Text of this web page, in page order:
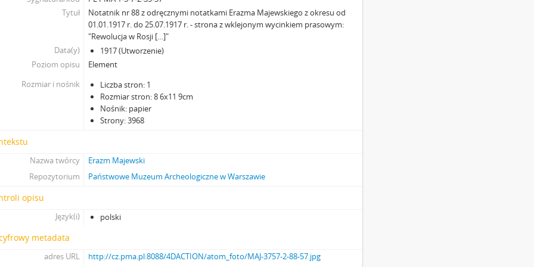
Tytuł
Notatnik nr 88 z odręcznymi notatkami Erazma Majewskiego z okresu od
01.01.1917 r. do 25.07.1917 r. - strona z wklejonym wycinkiem prasowym:
"Rewolucja w Rosji […]"
Data(y)
1917 (Utworzenie)
Poziom opisu
Element
Rozmiar i nośnik
Liczba stron: 1
Rozmiar stron: 8 6x11 9cm
Nośnik: papier
Strony: 3968
Nazwa twórcy
Erazm Majewski
Repozytorium
Państwowe Muzeum Archeologiczne w Warszawie
opisu
Język(i) polski
metadata
adres URL http://cz.pma.pl:8088/4DACTION/atom_foto/MAJ-3757-2-88-57.jpg